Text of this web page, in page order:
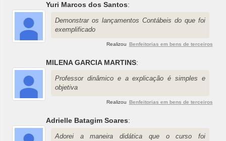
Yuri Marcos dos Santos:
Demonstrar os lançamentos Contábeis do que foi
exemplificado
Realizou Benfeitorias em bens de terceiros
MILENA GARCIA MARTINS:
Professor dinâmico e a explicação é simples e
objetiva
Realizou Benfeitorias em bens de terceiros
Adrielle Batagim Soares:
Adorei a maneira didática que o curso foi